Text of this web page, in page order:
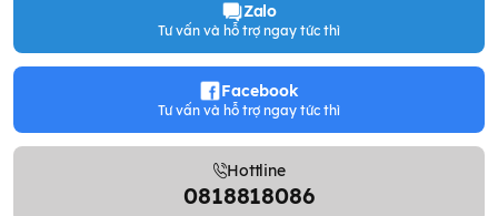
Zalo
Tư vấn và hỗ trợ ngay tức thì
Facebook
Tư vấn và hỗ trợ ngay tức thì
Hottline
0818818086